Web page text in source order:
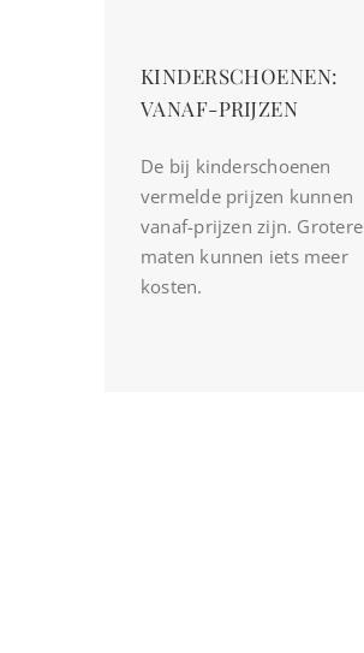
KINDERSCHOENEN:
VANAF-PRIJZEN
De bij kinderschoenen
vermelde prijzen kunnen
vanaf-prijzen zijn. Grotere
maten kunnen iets meer
kosten.